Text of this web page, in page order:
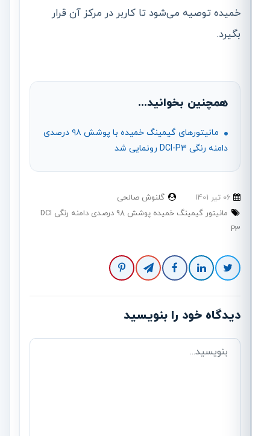
خمیده توصیه می‌شود تا کاربر در مرکز آن قرار
بگیرد.
همچنین بخوانید...
مانیتورهای گیمینگ خمیده با پوشش ۹۸ درصدی
دامنه رنگی DCI-P3 رونمایی شد
گلنوش صالحی
مانیتور گیمینگ خمیده پوشش 98 درصدی دامنه رنگی DCI
P3
دیدگاه خود را بنویسید